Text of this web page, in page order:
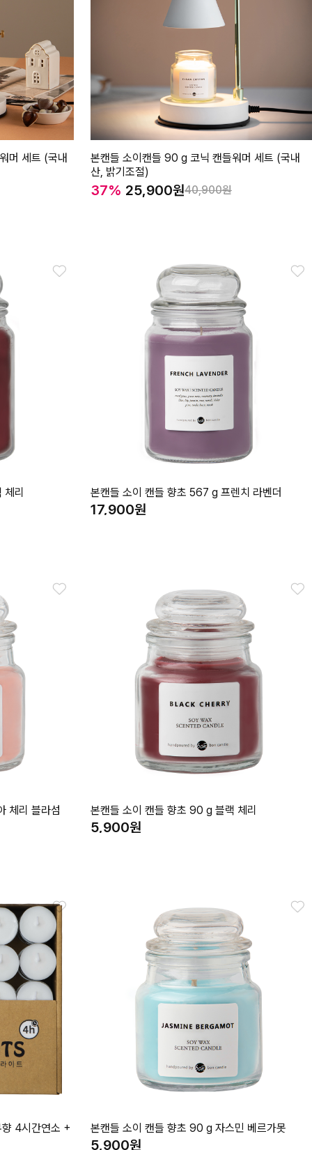
머 세트 (국내
본캔들 소이캔들 90 g 코닉 캔들워머 세트 (국내
산, 밝기조절)
25,900 40,900
37%
리 본캔들 소이 캔들 향초 567 g 프렌치 라벤더
17,900
체리 블라섬 본캔들 소이 캔들 향초 90 g 블랙 체리
5,900
4시간연소 + 본캔들 소이 캔들 향초 90 g 자스민 베르가못
5,900